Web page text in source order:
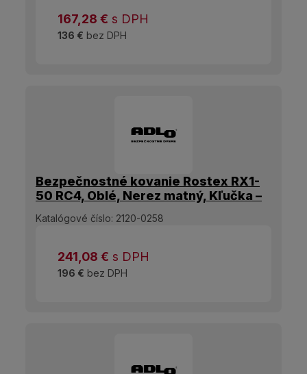
167,28 € s DPH
136 € bez DPH
Bezpečnostné kovanie Rostex RX1-
50 RC4, Oblé, Nerez matný, Kľučka –
Katalógové číslo: 2120-0258
241,08 € s DPH
196 € bez DPH